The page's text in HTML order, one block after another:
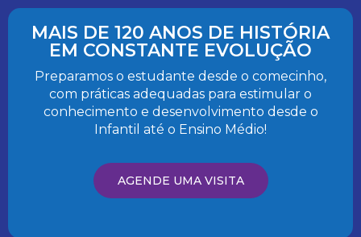
MAIS DE 120 ANOS DE HISTÓRIA
EM CONSTANTE EVOLUÇÃO
Preparamos o estudante desde o comecinho,
com práticas adequadas para estimular o
conhecimento e desenvolvimento desde o
Infantil até o Ensino Médio!
AGENDE UMA VISITA